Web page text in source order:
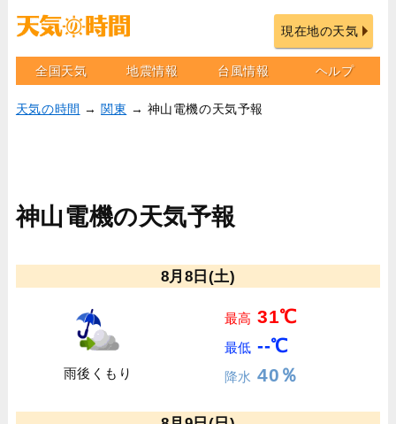
現在地の天気
全国天気 地震情報 台風情報 ヘルプ
天気の時間 → 関東 → 神山電機の天気予報
神山電機の天気予報
8月8日(土)
雨後くもり
最高 31℃
最低 --℃
降水 40％